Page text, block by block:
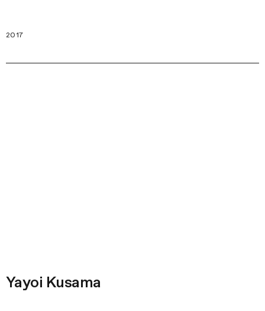
2017
Yayoi Kusama